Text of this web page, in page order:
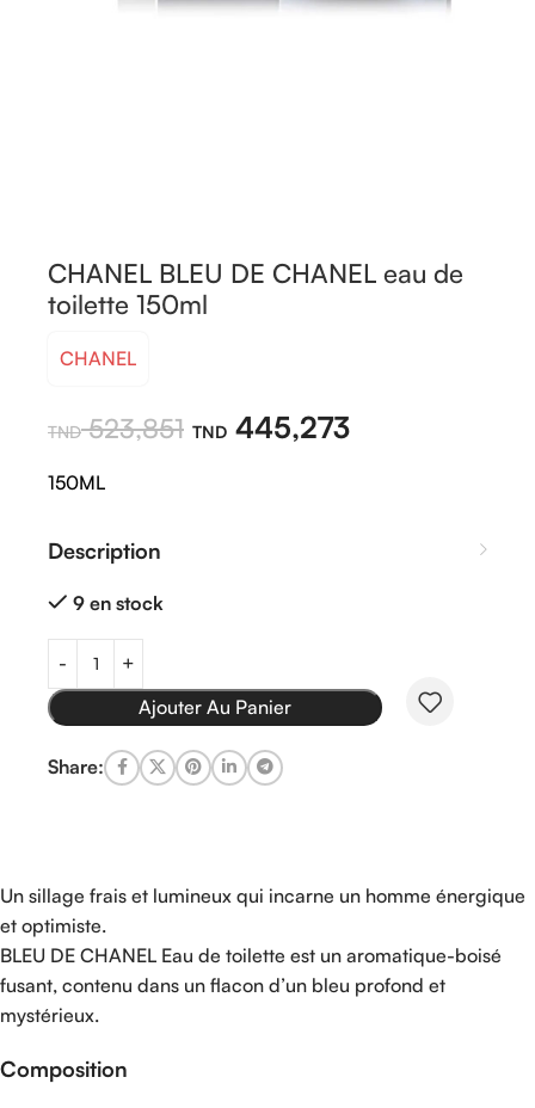
CHANEL BLEU DE CHANEL eau de
toilette 150ml
CHANEL
523,851 445,273
150ML
Description
9 en stock
Ajouter Au Panier
Share:
Un sillage frais et lumineux qui incarne un homme énergique
et optimiste.
BLEU DE CHANEL Eau de toilette est un aromatique-boisé
fusant, contenu dans un flacon d’un bleu profond et
mystérieux.
Composition